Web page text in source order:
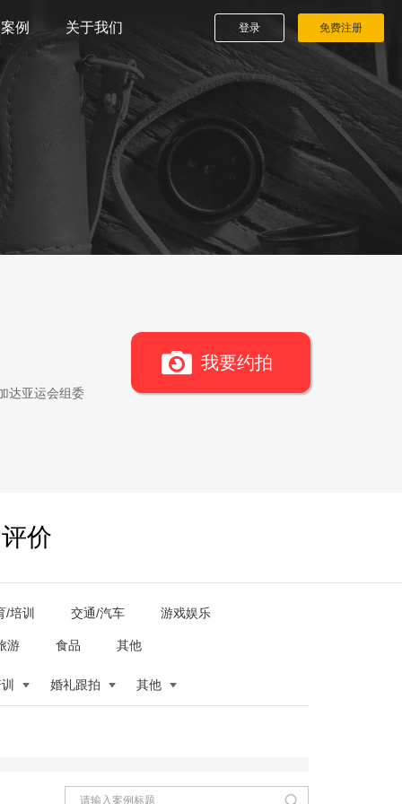
例 关于我们 登录 免费注册
达亚运会组委
我要约拍
价
/培训 交通/汽车 游戏娱乐
游 食品 其他
婚礼跟拍 其他